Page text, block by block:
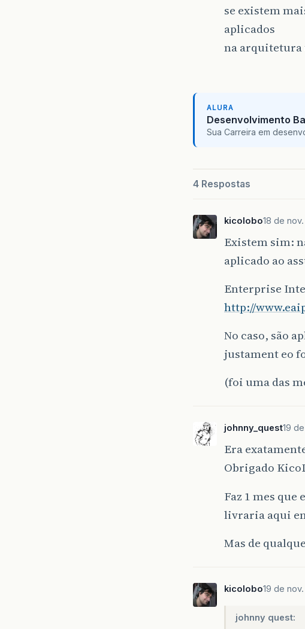
se existem
aplicados
na arquitetura
ALURA
Desenvolvimento
Sua Carreira em
4 Respostas
kicolobo18 de nov.
Existem sim:
aplicado ao
Enterprise
http://
No caso, são
justament eo
(foi uma das
johnny_quest19
Era
Obrigado
Faz 1 mes
livraria aqui
Mas de
kicolobo19 de nov.
johnny quest: